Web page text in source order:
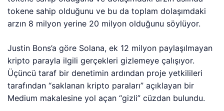
tokene sahip olduğunu ve bu da toplam dolaşımdaki
arzın 8 milyon yerine 20 milyon olduğunu söylüyor.
Justin Bons’a göre Solana, ek 12 milyon paylaşılmayan
kripto parayla ilgili gerçekleri gizlemeye çalışıyor.
Üçüncü taraf bir denetimin ardından proje yetkilileri
tarafından “saklanan kripto paraları” açıklayan bir
Medium makalesine yol açan “gizli” cüzdan bulundu.